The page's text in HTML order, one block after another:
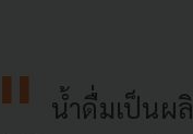
น้ำดื่มเป็นผ